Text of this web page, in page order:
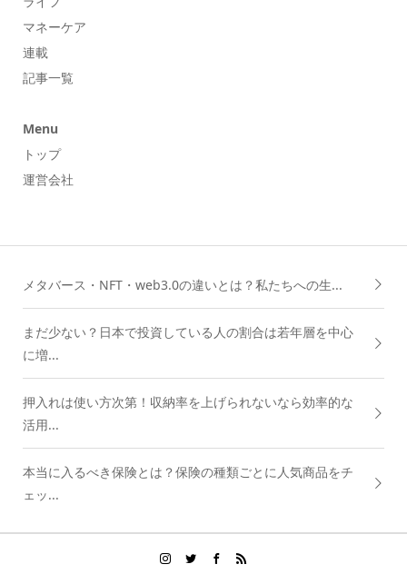
マネーケア
連載
記事一覧
Menu
トップ
運営会社
メタバース・NFT・web3.0の違いとは？私たちへの生...
まだ少ない？日本で投資している人の割合は若年層を中心
に増...
押入れは使い方次第！収納率を上げられないなら効率的な
活用...
本当に入るべき保険とは？保険の種類ごとに人気商品をチ
ェッ...